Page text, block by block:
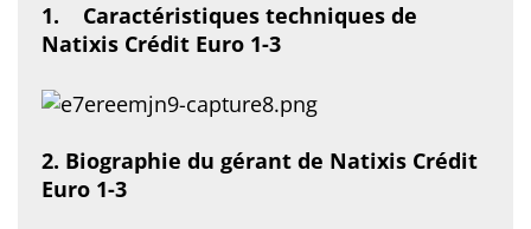
1.
Caractéristiques techniques de
Natixis Crédit Euro 1-3
2. Biographie du gérant de Natixis Crédit
Euro 1-3